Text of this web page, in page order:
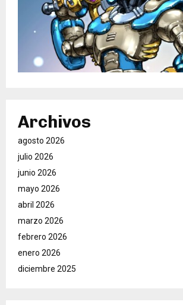
Archivos
agosto 2026
julio 2026
junio 2026
mayo 2026
abril 2026
marzo 2026
febrero 2026
enero 2026
diciembre 2025